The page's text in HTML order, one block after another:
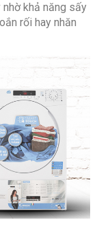
khả năng sấy
rối hay nhăn